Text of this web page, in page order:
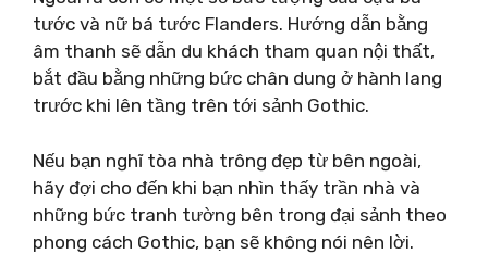
tước và nữ bá tước Flanders. Hướng dẫn bằng
âm thanh sẽ dẫn du khách tham quan nội thất,
bắt đầu bằng những bức chân dung ở hành lang
trước khi lên tầng trên tới sảnh Gothic.
Nếu bạn nghĩ tòa nhà trông đẹp từ bên ngoài,
hãy đợi cho đến khi bạn nhìn thấy trần nhà và
những bức tranh tường bên trong đại sảnh theo
phong cách Gothic, bạn sẽ không nói nên lời.